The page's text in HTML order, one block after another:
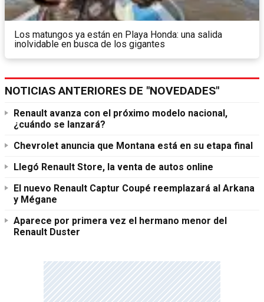
Los matungos ya están en Playa Honda: una salida
inolvidable en busca de los gigantes
NOTICIAS ANTERIORES DE "NOVEDADES"
Renault avanza con el próximo modelo nacional,
¿cuándo se lanzará?
Chevrolet anuncia que Montana está en su etapa final
Llegó Renault Store, la venta de autos online
El nuevo Renault Captur Coupé reemplazará al Arkana
y Mégane
Aparece por primera vez el hermano menor del
Renault Duster